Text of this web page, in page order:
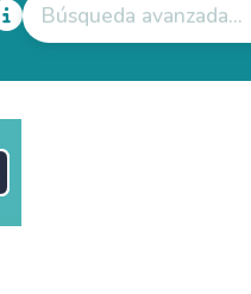
Búsqueda avanzada...